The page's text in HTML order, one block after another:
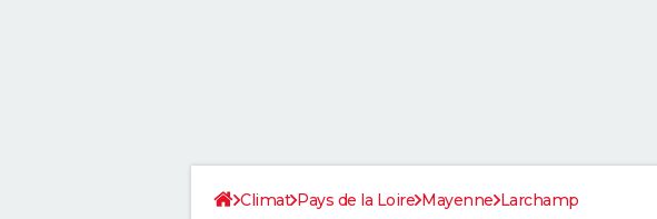
Climat Pays de la Loire Mayenne Larchamp